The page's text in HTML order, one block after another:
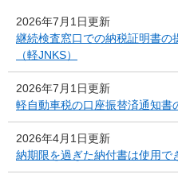
2026年7月1日更新
継続検査窓口での納税証明書の
（軽JNKS）
2026年7月1日更新
軽自動車税の口座振替済通知書
2026年4月1日更新
納期限を過ぎた納付書は使用で